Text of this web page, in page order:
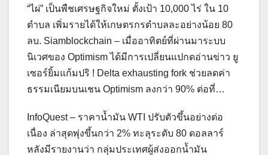
“ไผ่” เป็นพืชเศรษฐกิจใหม่ ตั้งเป้า 10,000 ไร่ ใน 10
ตำบล เพิ่มรายได้ให้เกษตรกรตำบลละอย่างน้อย 80
ลบ. Siamblockchain – เมื่ออาทิตย์ที่ผ่านมาระบบ
นิเวศของ Optimism ได้มีการเปลี่ยนแปกดอ่านข่าว ยู
เซอร์ยิ้มแก้มปริ ! Delta exhausting fork ช่วยลดค่า
ธรรมเนียมบนเชน Optimism ลงกว่า 90% ต่อที่…
InfoQuest – ราคาน้ำมัน WTI ปรับตัวขึ้นอย่างต่อ
เนื่อง ล่าสุดพุ่งขึ้นกว่า 2% ทะลุระดับ 80 ดอลลาร์
หลังมีรายงานว่า กลุ่มประเทศผู้ส่งออกน้ำมัน